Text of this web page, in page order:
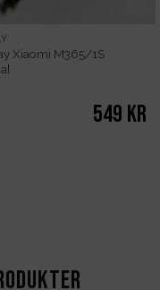
Xiaomi M365/1S
549 kr